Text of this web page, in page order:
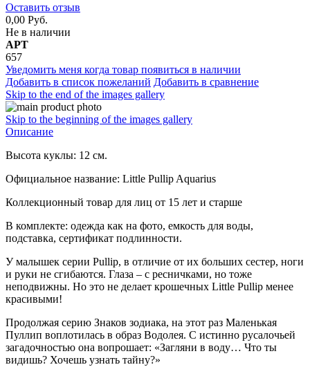
Оставить отзыв
0,00 Руб.
Не в наличии
АРТ
657
Уведомить меня когда товар появиться в наличии
Добавить в список пожеланий Добавить в сравнение
Skip to the end of the images gallery
Skip to the beginning of the images gallery
Описание
Высота куклы: 12 см.
Официальное название: Little Pullip Aquarius
Коллекционный товар для лиц от 15 лет и старше
В комплекте: одежда как на фото, емкость для воды,
подставка, сертификат подлинности.
У малышек серии Pullip, в отличие от их больших сестер, ноги
и руки не сгибаются. Глаза – с ресничками, но тоже
неподвижны. Но это не делает крошечных Little Pullip менее
красивыми!
Продолжая серию Знаков зодиака, на этот раз Маленькая
Пуллип воплотилась в образ Водолея. С истинно русалочьей
загадочностью она вопрошает: «Загляни в воду… Что ты
видишь? Хочешь узнать тайну?»